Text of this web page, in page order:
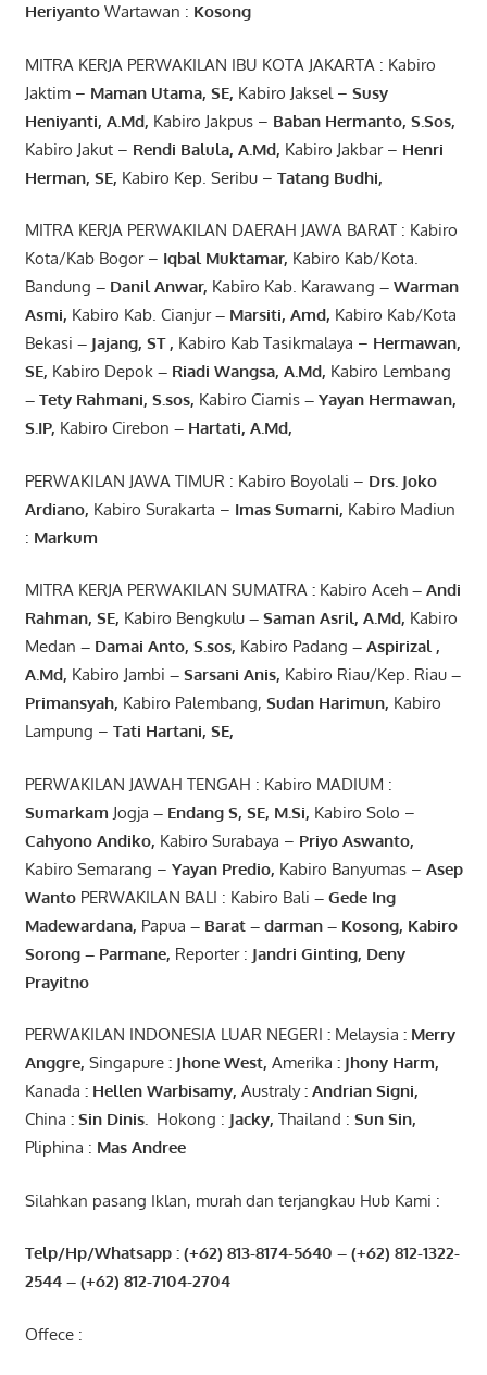
Heriyanto Wartawan : Kosong
MITRA KERJA PERWAKILAN IBU KOTA JAKARTA : Kabiro
Jaktim – Maman Utama, SE, Kabiro Jaksel – Susy
Heniyanti, A.Md, Kabiro Jakpus – Baban Hermanto, S.Sos,
Kabiro Jakut – Rendi Balula, A.Md, Kabiro Jakbar – Henri
Herman, SE, Kabiro Kep. Seribu – Tatang Budhi,
MITRA KERJA PERWAKILAN DAERAH JAWA BARAT : Kabiro
Kota/Kab Bogor – Iqbal Muktamar, Kabiro Kab/Kota.
Bandung – Danil Anwar, Kabiro Kab. Karawang –Warman
Asmi, Kabiro Kab. Cianjur– Marsiti, Amd, Kabiro Kab/Kota
Bekasi – Jajang, ST , Kabiro Kab Tasikmalaya – Hermawan,
SE, Kabiro Depok– Riadi Wangsa, A.Md, Kabiro Lembang
– Tety Rahmani, S.sos, Kabiro Ciamis– Yayan Hermawan,
S.IP, Kabiro Cirebon – Hartati, A.Md,
PERWAKILAN JAWA TIMUR : Kabiro Boyolali – Drs. Joko
Ardiano, Kabiro Surakarta – Imas Sumarni, Kabiro Madiun
: Markum
MITRA KERJA PERWAKILAN SUMATRA :Kabiro Aceh– Andi
Rahman, SE, Kabiro Bengkulu– Saman Asril, A.Md, Kabiro
Medan – Damai Anto, S.sos, Kabiro Padang – Aspirizal ,
A.Md, Kabiro Jambi – Sarsani Anis, Kabiro Riau/Kep. Riau–
Primansyah, Kabiro Palembang, Sudan Harimun, Kabiro
Lampung – Tati Hartani, SE,
PERWAKILAN JAWAH TENGAH : Kabiro MADIUM :
Sumarkam Jogja – EndangS, SE, M.Si, Kabiro Solo –
Cahyono Andiko, Kabiro Surabaya – Priyo Aswanto,
Kabiro Semarang – Yayan Predio, Kabiro Banyumas – Asep
WantoPERWAKILAN BALI : Kabiro Bali – Gede Ing
Madewardana, Papua – Barat – darman– Kosong, Kabiro
Sorong– Parmane, Reporter : Jandri Ginting, Deny
Prayitno
PERWAKILAN INDONESIA LUAR NEGERI : Melaysia : Merry
Anggre, Singapure: JhoneWest, Amerika : JhonyHarm,
Kanada : Hellen Warbisamy, Australy: Andrian Signi,
China : Sin Dinis. Hokong : Jacky, Thailand : Sun Sin,
Pliphina : Mas Andree
Silahkan pasang Iklan, murah dan terjangkau Hub Kami :
Telp/Hp/Whatsapp : (+62) 813-8174-5640 – (+62) 812-1322-
2544– (+62) 812-7104-2704
Offece :